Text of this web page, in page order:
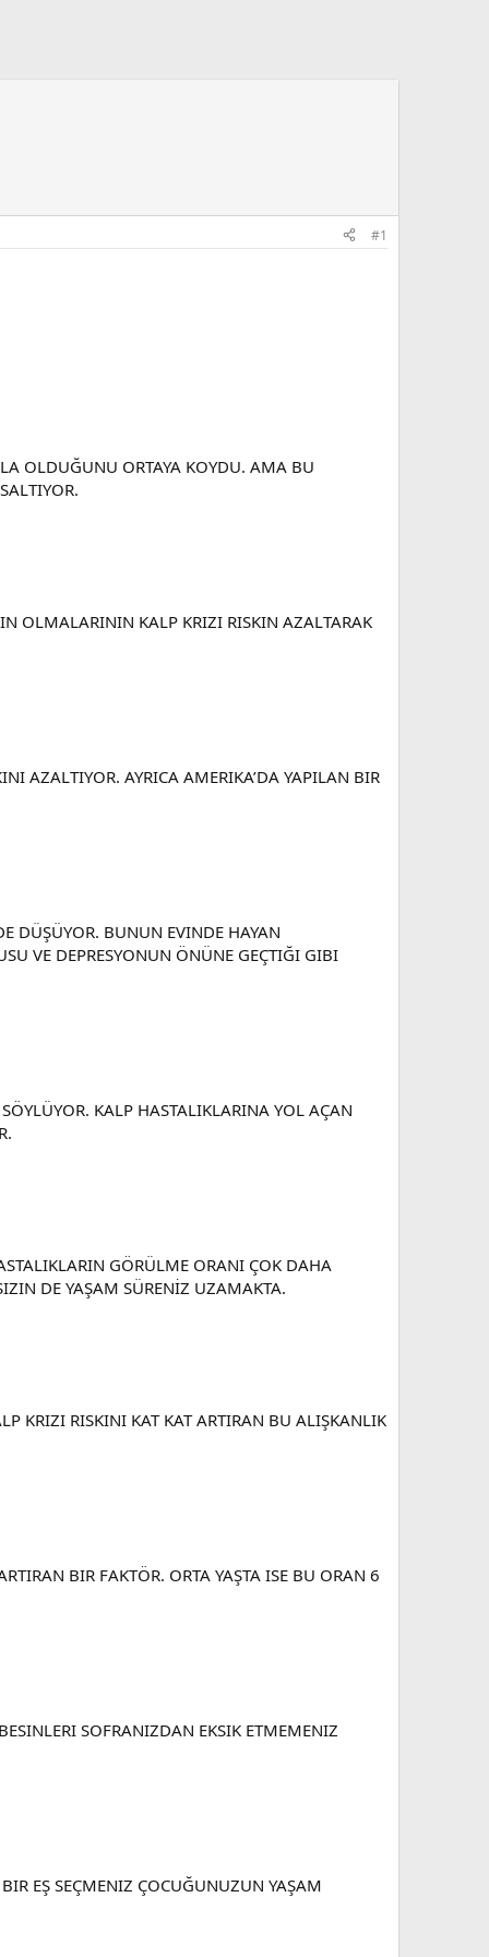
#1
OLDUĞUNU ORTAYA KOYDU. AMA BU
OLMALARININ KALP KRIZI RISKIN AZALTARAK
AZALTIYOR. AYRICA AMERIKA’DA YAPILAN BIR
DÜŞÜYOR. BUNUN EVINDE HAYAN
VE DEPRESYONUN ÖNÜNE GEÇTIĞI GIBI
KALP HASTALIKLARINA YOL AÇAN
GÖRÜLME ORANI ÇOK DAHA
DE YAŞAM SÜRENİZ UZAMAKTA.
KRIZI RISKINI KAT KAT ARTIRAN BU ALIŞKANLIK
BIR FAKTÖR. ORTA YAŞTA ISE BU ORAN 6
SOFRANIZDAN EKSIK ETMEMENIZ
EŞ SEÇMENIZ ÇOCUĞUNUZUN YAŞAM